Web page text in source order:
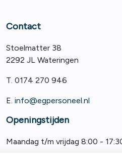
Contact
Stoelmatter 38
2292 JL Wateringen
T. 0174 270 946
E. info@egpersoneel.nl
Openingstijden
Maandag t/m vrijdag 8:00 -